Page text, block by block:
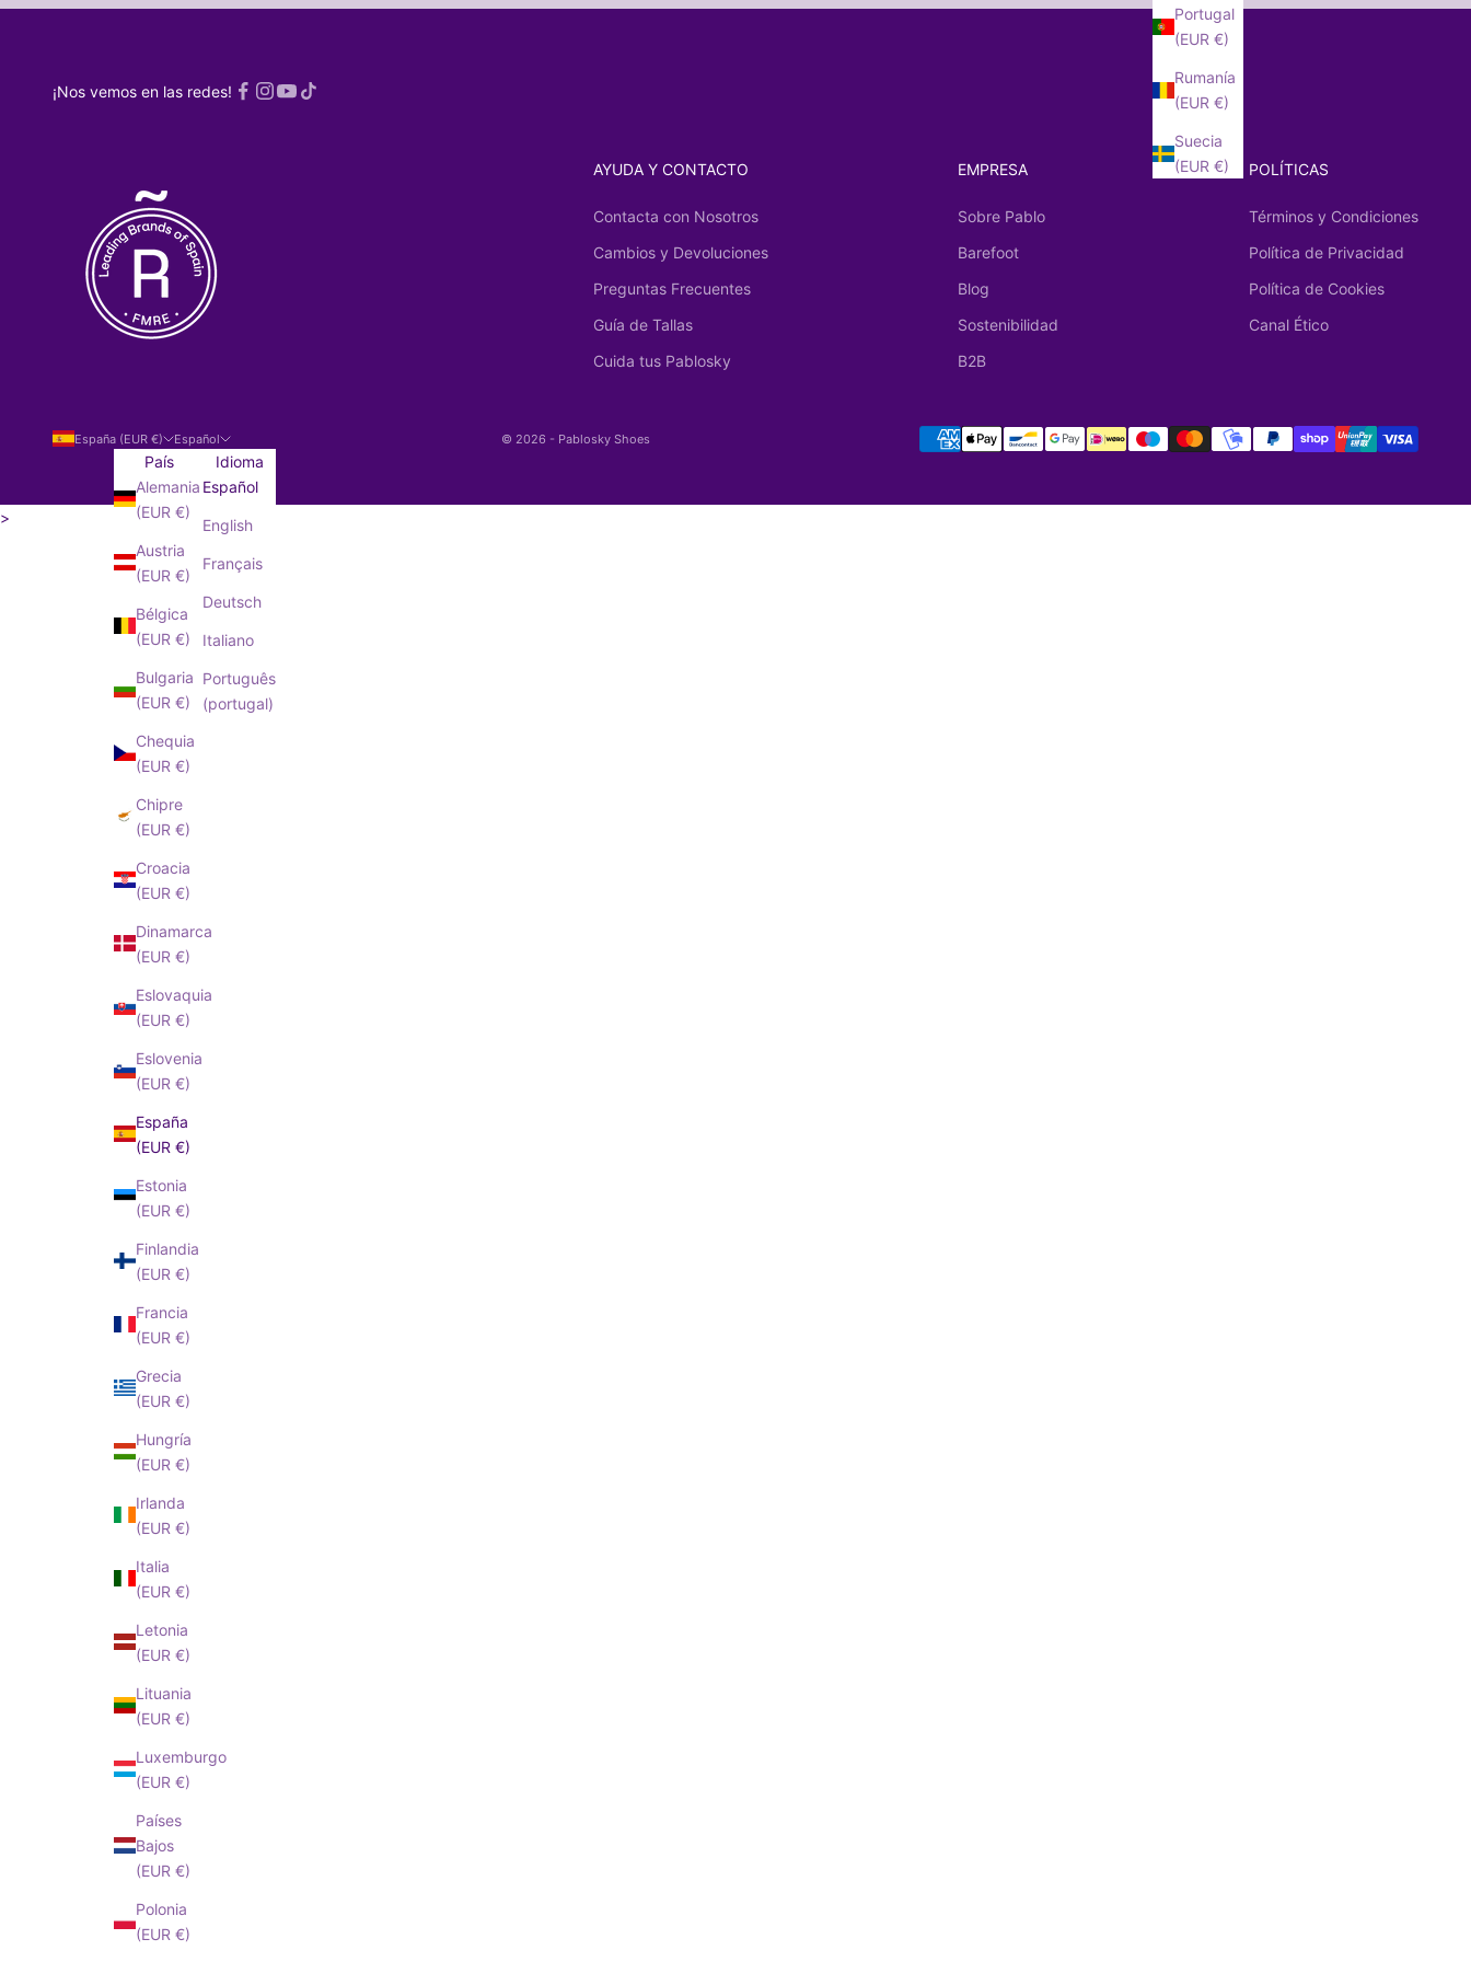
Portugal
(EUR €)
Rumanía
(EUR €)
Suecia
(EUR €)
Política de
¡Nos vemos en las redes!
AYUDA Y CONTACTO
Contacta con Nosotros
Cambios y Devoluciones
Preguntas Frecuentes
Guía de Tallas
Cuida tus Pablosky
EMPRESA
Sobre Pablo
Barefoot
Blog
Sostenibilidad
B2B
POLÍTICAS
Términos y Condiciones
Política de Privacidad
Política de Cookies
Canal Ético
España (EUR €)
País
Alemania
(EUR €)
Austria
(EUR €)
Bélgica
(EUR €)
Bulgaria
(EUR €)
Chequia
(EUR €)
Chipre
(EUR €)
Croacia
(EUR €)
Dinamarca
(EUR €)
Eslovaquia
(EUR €)
Eslovenia
(EUR €)
España
(EUR €)
Estonia
(EUR €)
Finlandia
(EUR €)
Francia
(EUR €)
Grecia
(EUR €)
Hungría
(EUR €)
Irlanda
(EUR €)
Italia
(EUR €)
Letonia
(EUR €)
Lituania
(EUR €)
Luxemburgo
(EUR €)
Países
Bajos
(EUR €)
Polonia
(EUR €)
Español
Idioma
Español
English
Français
Deutsch
Italiano
Português
(portugal)
© 2026 - Pablosky Shoes
>